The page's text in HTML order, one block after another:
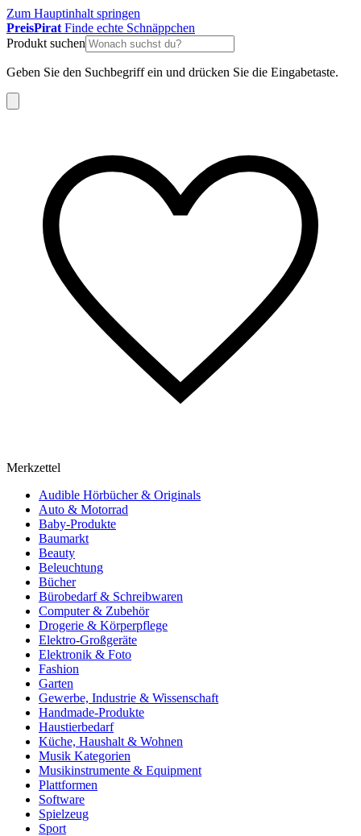
Zum Hauptinhalt springen
PreisPirat Finde echte Schnäppchen
Produkt suchen
Geben Sie den Suchbegriff ein und drücken Sie die Eingabetaste.
Merkzettel
Audible Hörbücher & Originals
Auto & Motorrad
Baby-Produkte
Baumarkt
Beauty
Beleuchtung
Bücher
Bürobedarf & Schreibwaren
Computer & Zubehör
Drogerie & Körperpflege
Elektro-Großgeräte
Elektronik & Foto
Fashion
Garten
Gewerbe, Industrie & Wissenschaft
Handmade-Produkte
Haustierbedarf
Küche, Haushalt & Wohnen
Musik Kategorien
Musikinstrumente & Equipment
Plattformen
Software
Spielzeug
Sport